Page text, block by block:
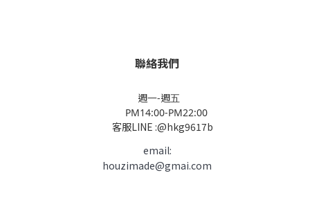
聯絡我們
週一-週五
PM14:00-PM22:00
客服LINE :@hkg9617b
email:
houzimade@gmai.com